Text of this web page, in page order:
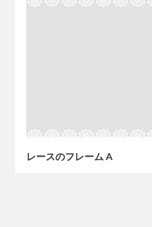
レースのフレーム A